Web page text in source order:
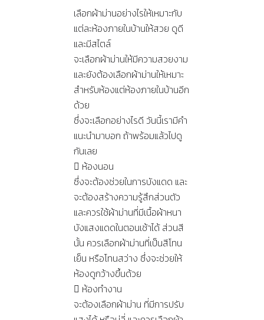
เลือกผ้าม่านอย่างไรให้เหมาะกับ
แต่ละห้องภายในบ้านให้สวย ดูดี
และมีสไตล์
จะเลือกผ้าม่านให้มีความสวยงาม
และยังต้องเลือกผ้าม่านให้เหมาะ
สำหรับห้องแต่ห้องภายในบ้านอีก
ด้วย
ซึ่งจะเลือกอย่างไรดี วันนี้เรามีคำ
แนะนำมาบอก ถ้าพร้อมแล้วไปดู
กันเลย
 ห้องนอน
ซึ่งจะต้องช่วยในการบังแดด และ
จะต้องสร้างความรู้สึกส่วนตัว
และควรใช้ผ้าม่านที่มีเนื้อผ้าหนา
บังแสงแดดในตอนเช้าได้ ส่วนสี
นั้น ควรเลือกผ้าม่านที่เป็นสีโทน
เย็น หรือโทนสว่าง ซึ่งจะช่วยให้
ห้องดูกว้างขึ้นด้วย
 ห้องทำงาน
จะต้องเลือกผ้าม่าน ที่มีการปรับ